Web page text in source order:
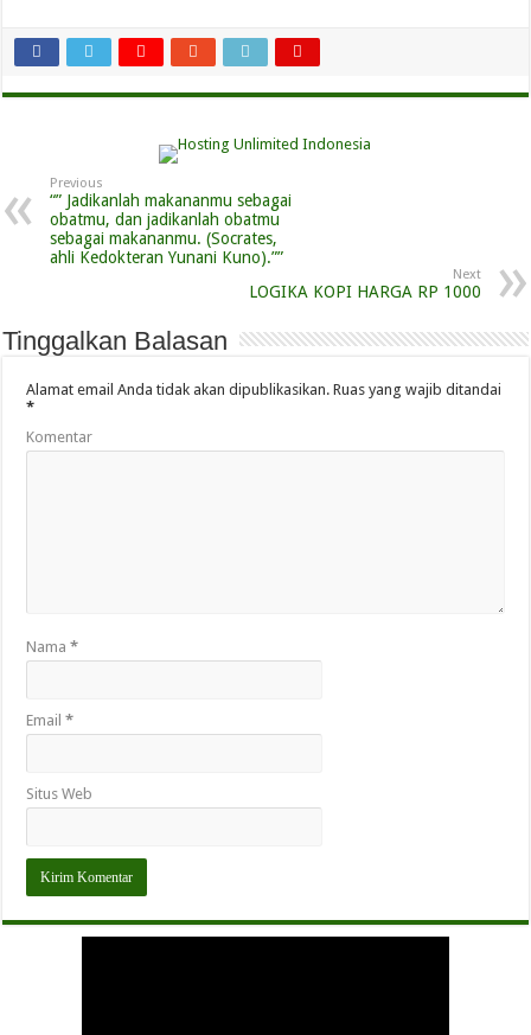
Previous
“” Jadikanlah makananmu sebagai
obatmu, dan jadikanlah obatmu
sebagai makananmu. (Socrates,
ahli Kedokteran Yunani Kuno).””
Next
LOGIKA KOPI HARGA RP 1000
Tinggalkan Balasan
Alamat email Anda tidak akan dipublikasikan. Ruas yang wajib ditandai
*
Komentar
Nama*
Email*
Situs Web